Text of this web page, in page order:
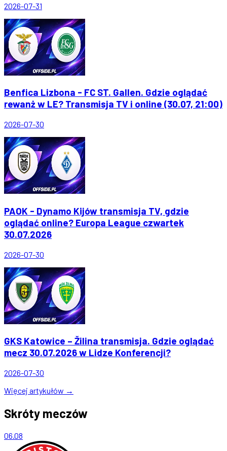
2026-07-31
Benfica Lizbona - FC ST. Gallen. Gdzie oglądać
rewanż w LE? Transmisja TV i online (30.07, 21:00)
2026-07-30
PAOK - Dynamo Kijów transmisja TV, gdzie
oglądać online? Europa League czwartek
30.07.2026
2026-07-30
GKS Katowice – Žilina transmisja. Gdzie oglądać
mecz 30.07.2026 w Lidze Konferencji?
2026-07-30
Więcej artykułów →
Skróty meczów
06.08